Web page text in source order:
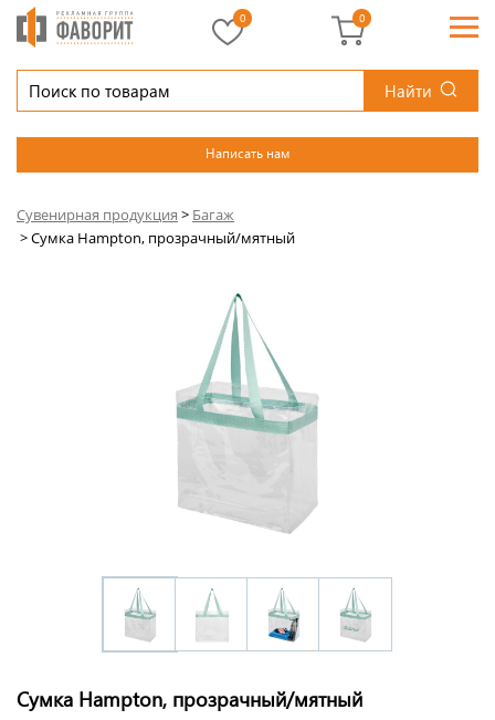
Найти
Написать нам
0 0
Сувенирная продукция > Багаж
>Сумка Hampton, прозрачный/мятный
Сумка Hampton, прозрачный/мятный